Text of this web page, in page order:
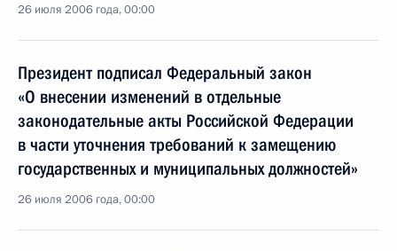
26 июля 2006 года, 00:00
Президент подписал Федеральный закон
«О внесении изменений в отдельные
законодательные акты Российской Федерации
в части уточнения требований к замещению
государственных и муниципальных должностей»
26 июля 2006 года, 00:00